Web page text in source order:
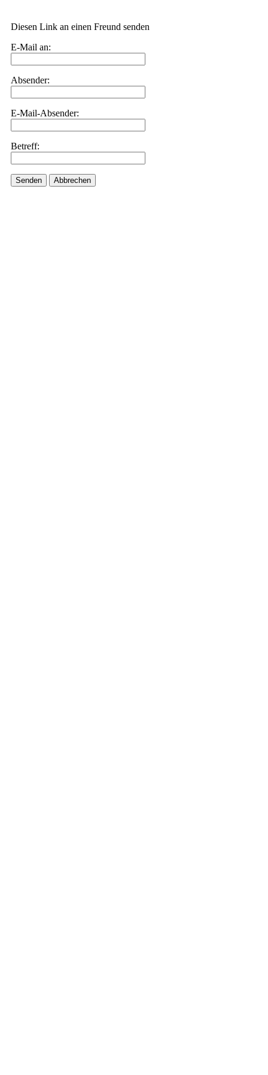
Diesen Link an einen Freund senden
E-Mail an:
Absender:
E-Mail-Absender:
Betreff:
Senden Abbrechen